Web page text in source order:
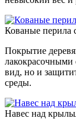
Кованые перила
Покрытие
лакокрасочными
вид, но и
среды.
Навес над